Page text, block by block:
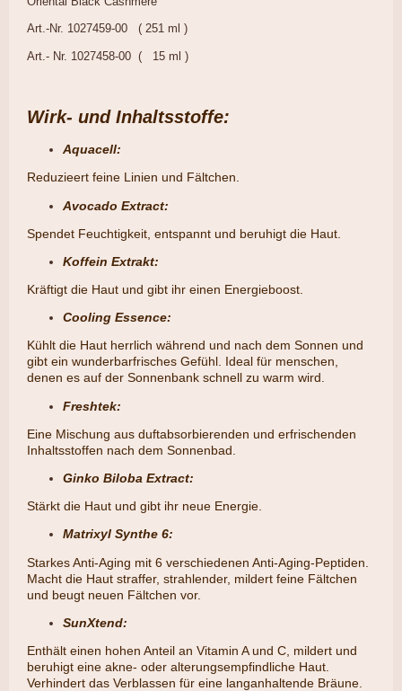
Art.-Nr. 1027459-00 ( 251 ml )
Art.- Nr. 1027458-00 ( 15 ml )
Wirk- und Inhaltsstoffe:
Aquacell:
Reduzieert feine Linien und Fältchen.
Avocado Extract:
​Spendet Feuchtigkeit, entspannt und beruhigt die Haut.
Koffein Extrakt:
​Kräftigt die Haut und gibt ihr einen Energieboost.
Cooling Essence:
​Kühlt die Haut herrlich während und nach dem Sonnen und
gibt ein wunderbarfrisches Gefühl. Ideal für menschen,
denen es auf der Sonnenbank schnell zu warm wird.
Freshtek:
Eine Mischung aus duftabsorbierenden und erfrischenden
Inhaltsstoffen nach dem Sonnenbad.
Ginko Biloba Extract:
​Stärkt die Haut und gibt ihr neue Energie.
Matrixyl Synthe 6:
Starkes Anti-Aging mit 6 verschiedenen Anti-Aging-Peptiden.
Macht die Haut straffer, strahlender, mildert feine Fältchen
und beugt neuen Fältchen vor.
SunXtend:
​Enthält einen hohen Anteil an Vitamin A und C, mildert und
beruhigt eine akne- oder alterungsempfindliche Haut.
Verhindert das Verblassen für eine langanhaltende Bräune.